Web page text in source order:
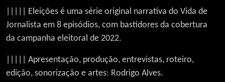
||||| Eleições é uma série original narrativa do Vida de
Jornalista em 8 episódios, com bastidores da cobertura
da campanha eleitoral de 2022.
||||| Apresentação, produção, entrevistas, roteiro,
edição, sonorização e artes: Rodrigo Alves.